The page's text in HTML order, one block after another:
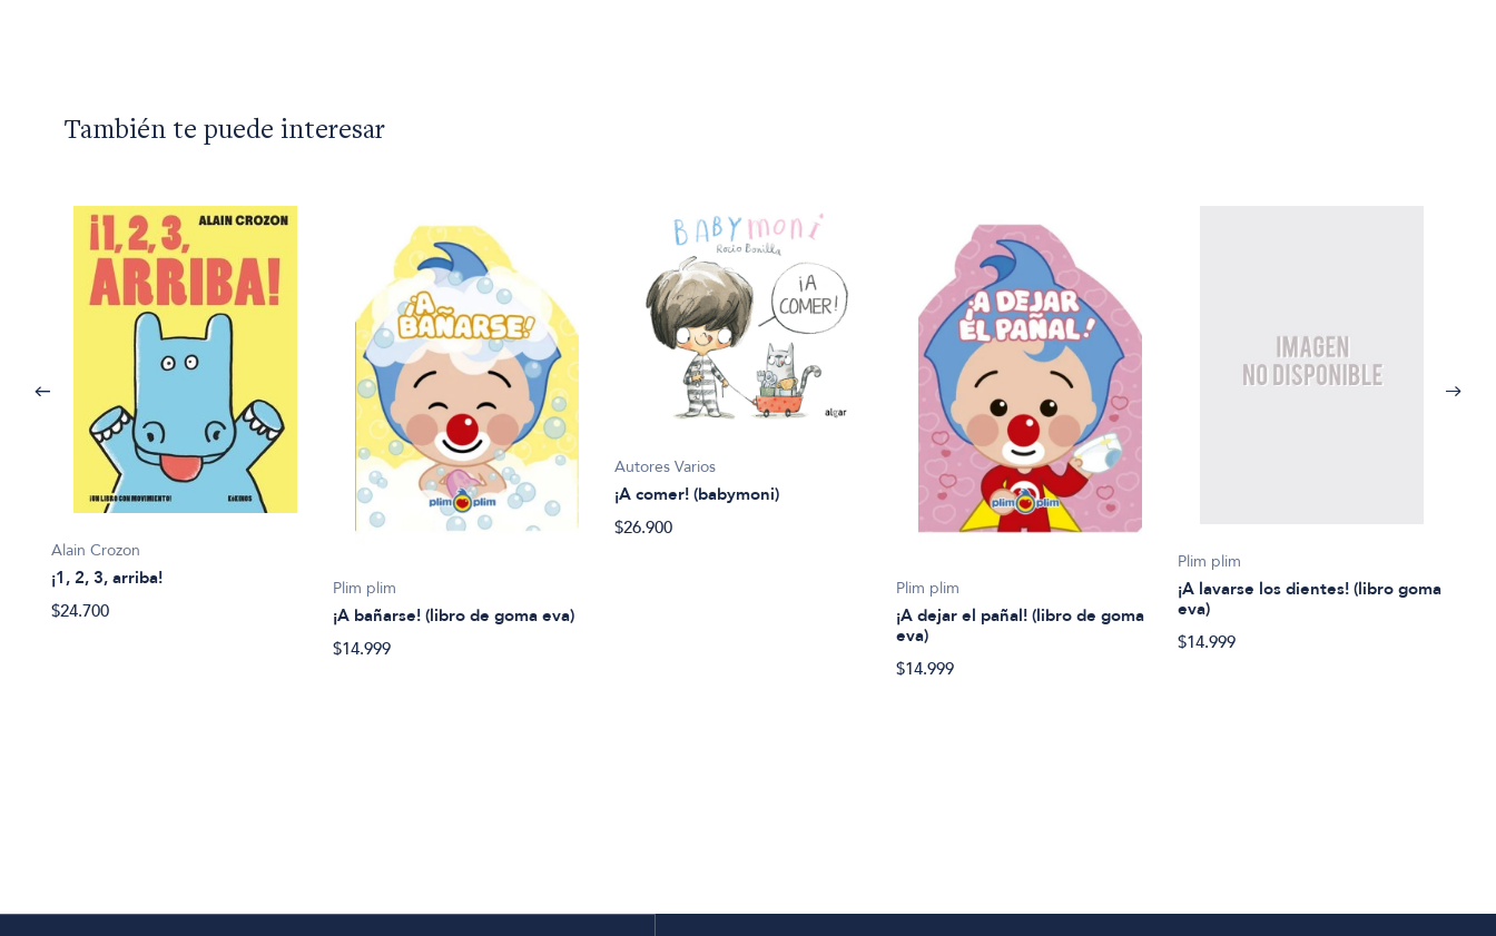
También te puede interesar
Alain Crozon
¡1, 2, 3, arriba!
$24.700
Plim plim
¡A bañarse! (libro de goma eva)
$14.999
Autores Varios
¡A comer! (babymoni)
$26.900
Plim plim
¡A dejar el pañal! (libro de goma
eva)
$14.999
Plim plim
¡A lavarse los dientes! (libro goma
eva)
$14.999